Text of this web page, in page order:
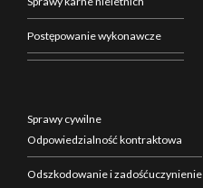
Postępowanie wykonawcze
Sprawy cywilne
Odpowiedzialność kontraktowa
Odszkodowanie i zadośćuczynienie